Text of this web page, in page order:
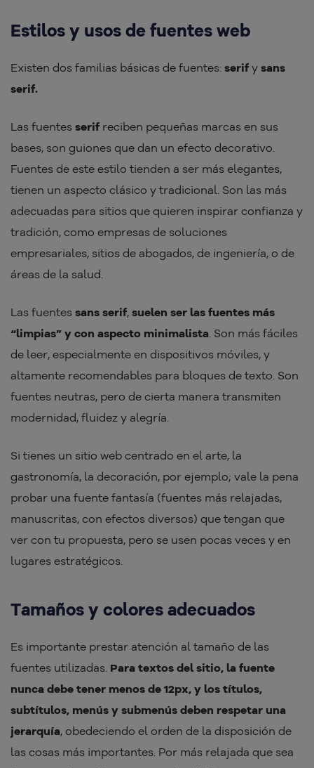
Estilos y usos de fuentes web
Existen dos familias básicas de fuentes: serif y sans
serif.
Las fuentes serif reciben pequeñas marcas en sus
bases, son guiones que dan un efecto decorativo.
Fuentes de este estilo tienden a ser más elegantes,
tienen un aspecto clásico y tradicional. Son las más
adecuadas para sitios que quieren inspirar confianza y
tradición, como empresas de soluciones
empresariales, sitios de abogados, de ingeniería, o de
áreas de la salud.
Las fuentes sans serif, suelen ser las fuentes más
“limpias” y con aspecto minimalista. Son más fáciles
de leer, especialmente en dispositivos móviles, y
altamente recomendables para bloques de texto. Son
fuentes neutras, pero de cierta manera transmiten
modernidad, fluidez y alegría.
Si tienes un sitio web centrado en el arte, la
gastronomía, la decoración, por ejemplo; vale la pena
probar una fuente fantasía (fuentes más relajadas,
manuscritas, con efectos diversos) que tengan que
ver con tu propuesta, pero se usen pocas veces y en
lugares estratégicos.
Tamaños y colores adecuados
Es importante prestar atención al tamaño de las
fuentes utilizadas. Para textos del sitio, la fuente
nunca debe tener menos de 12px, y los títulos,
subtítulos, menús y submenús deben respetar una
jerarquía, obedeciendo el orden de la disposición de
las cosas más importantes. Por más relajada que sea